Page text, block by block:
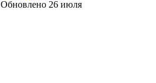
Обновлено 26 июля